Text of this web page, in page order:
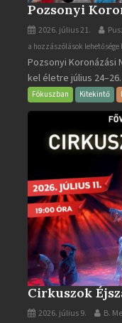
Pozsonyi
2026. július 21.
Pozsonyi
Koronázási
Napok
bejegyzéshez
a hozzászólások
Pozsonyi Koronázási
kel életre július
Fókuszban Kitekintő
Cirkuszok
2026. július 9. B.